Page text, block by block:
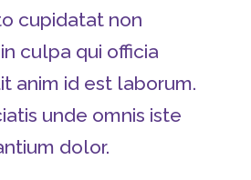
cupidatat non
culpa qui officia
anim id est laborum.
unde omnis iste
dolor.